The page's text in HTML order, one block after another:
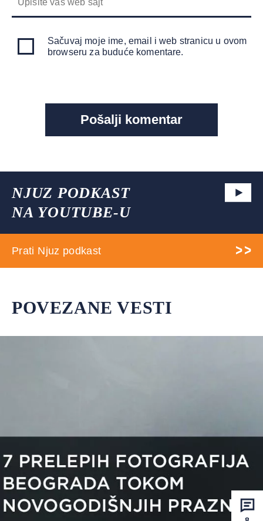
Sačuvaj moje ime, email i web stranicu u ovom
browseru za buduće komentare.
NJUZ PODKAST
NA YOUTUBE-U
Prati Njuz podkast
POVEZANE VESTI